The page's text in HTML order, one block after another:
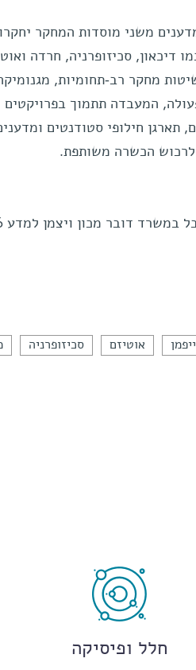
משני מוסדות המחקר
דיכאון, סכיזופרניה, חרדה
מחקר רב-תחומיות,
המעבדה תתמוך
חילופי סטודנטים
לרכוש הכשרה משותפת.
דובר מכון ויצמן למדע 08-934-3856
אוטיזם סכיזופרניה
חלל ופיסיקה